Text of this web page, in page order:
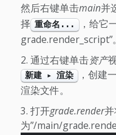
然后右键单击main并
择 重命名...
，给它
grade.render_script”。
通过右键单击资产
新建 ▸ 渲染 ，创建
渲染文件。
打开grade.render
为”/main/